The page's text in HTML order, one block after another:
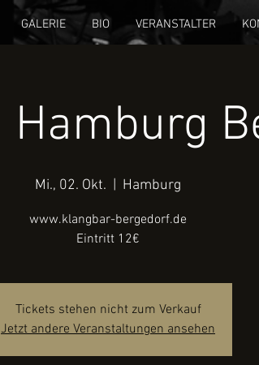
GALERIE BIO VERANSTALTER
Hamburg
Mi., 02. Okt. Hamburg
www.klangbar-bergedorf.de
Eintritt 12€
Tickets stehen nicht zum Verkauf
Jetzt andere Veranstaltungen ansehen